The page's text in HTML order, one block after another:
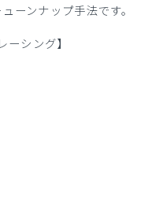
ーンナップ手法です。
シング】